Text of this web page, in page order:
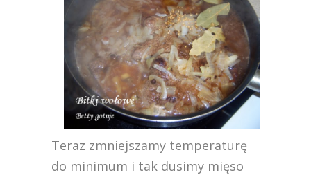
Teraz zmniejszamy temperaturę
do minimum i tak dusimy mięso